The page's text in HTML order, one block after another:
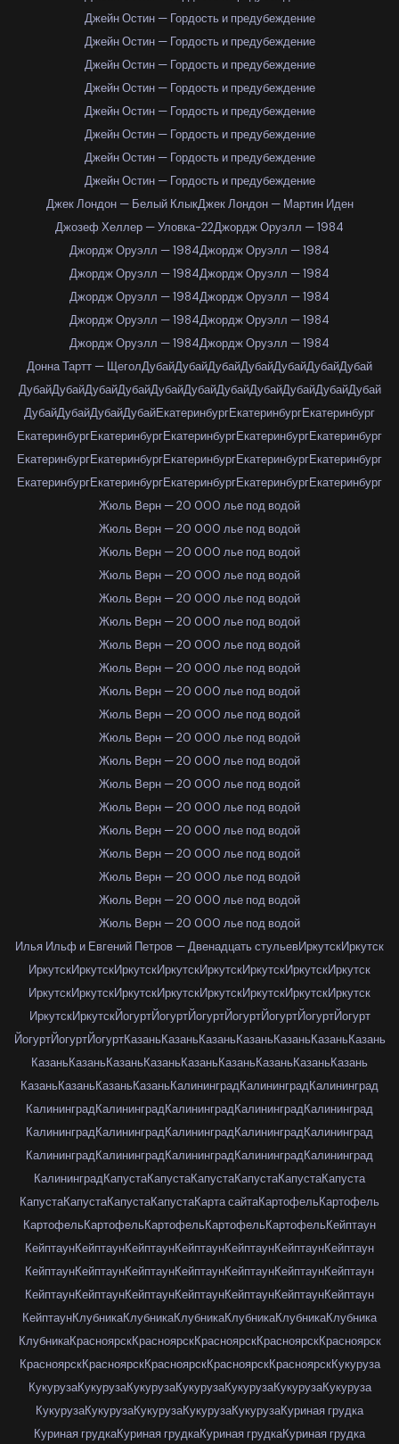
Джейн Остин — Гордость и предубеждение
Джейн Остин — Гордость и предубеждение
Джейн Остин — Гордость и предубеждение
Джейн Остин — Гордость и предубеждение
Джейн Остин — Гордость и предубеждение
Джейн Остин — Гордость и предубеждение
Джейн Остин — Гордость и предубеждение
Джейн Остин — Гордость и предубеждение
Джек Лондон — Белый КлыкДжек Лондон — Мартин Иден
Джозеф Хеллер — Уловка-22Джордж Оруэлл — 1984
Джордж Оруэлл — 1984Джордж Оруэлл — 1984
Джордж Оруэлл — 1984Джордж Оруэлл — 1984
Джордж Оруэлл — 1984Джордж Оруэлл — 1984
Джордж Оруэлл — 1984Джордж Оруэлл — 1984
Джордж Оруэлл — 1984Джордж Оруэлл — 1984
Донна Тартт — ЩеголДубайДубайДубайДубайДубайДубайДубай
ДубайДубайДубайДубайДубайДубайДубайДубайДубайДубайДубай
ДубайДубайДубайДубайЕкатеринбургЕкатеринбургЕкатеринбург
ЕкатеринбургЕкатеринбургЕкатеринбургЕкатеринбургЕкатеринбург
ЕкатеринбургЕкатеринбургЕкатеринбургЕкатеринбургЕкатеринбург
ЕкатеринбургЕкатеринбургЕкатеринбургЕкатеринбургЕкатеринбург
Жюль Верн — 20 000 лье под водой
Жюль Верн — 20 000 лье под водой
Жюль Верн — 20 000 лье под водой
Жюль Верн — 20 000 лье под водой
Жюль Верн — 20 000 лье под водой
Жюль Верн — 20 000 лье под водой
Жюль Верн — 20 000 лье под водой
Жюль Верн — 20 000 лье под водой
Жюль Верн — 20 000 лье под водой
Жюль Верн — 20 000 лье под водой
Жюль Верн — 20 000 лье под водой
Жюль Верн — 20 000 лье под водой
Жюль Верн — 20 000 лье под водой
Жюль Верн — 20 000 лье под водой
Жюль Верн — 20 000 лье под водой
Жюль Верн — 20 000 лье под водой
Жюль Верн — 20 000 лье под водой
Жюль Верн — 20 000 лье под водой
Жюль Верн — 20 000 лье под водой
Илья Ильф и Евгений Петров — Двенадцать стульевИркутскИркутск
ИркутскИркутскИркутскИркутскИркутскИркутскИркутскИркутск
ИркутскИркутскИркутскИркутскИркутскИркутскИркутскИркутск
ИркутскИркутскЙогуртЙогуртЙогуртЙогуртЙогуртЙогуртЙогурт
ЙогуртЙогуртЙогуртКазаньКазаньКазаньКазаньКазаньКазаньКазань
КазаньКазаньКазаньКазаньКазаньКазаньКазаньКазаньКазань
КазаньКазаньКазаньКазаньКалининградКалининградКалининград
КалининградКалининградКалининградКалининградКалининград
КалининградКалининградКалининградКалининградКалининград
КалининградКалининградКалининградКалининградКалининград
КалининградКапустаКапустаКапустаКапустаКапустаКапуста
КапустаКапустаКапустаКапустаКарта сайтаКартофельКартофель
КартофельКартофельКартофельКартофельКартофельКейптаун
КейптаунКейптаунКейптаунКейптаунКейптаунКейптаунКейптаун
КейптаунКейптаунКейптаунКейптаунКейптаунКейптаунКейптаун
КейптаунКейптаунКейптаунКейптаунКейптаунКейптаунКейптаун
КейптаунКлубникаКлубникаКлубникаКлубникаКлубникаКлубника
КлубникаКрасноярскКрасноярскКрасноярскКрасноярскКрасноярск
КрасноярскКрасноярскКрасноярскКрасноярскКрасноярскКукуруза
КукурузаКукурузаКукурузаКукурузаКукурузаКукурузаКукуруза
КукурузаКукурузаКукурузаКукурузаКукурузаКуриная грудка
Куриная грудкаКуриная грудкаКуриная грудкаКуриная грудка